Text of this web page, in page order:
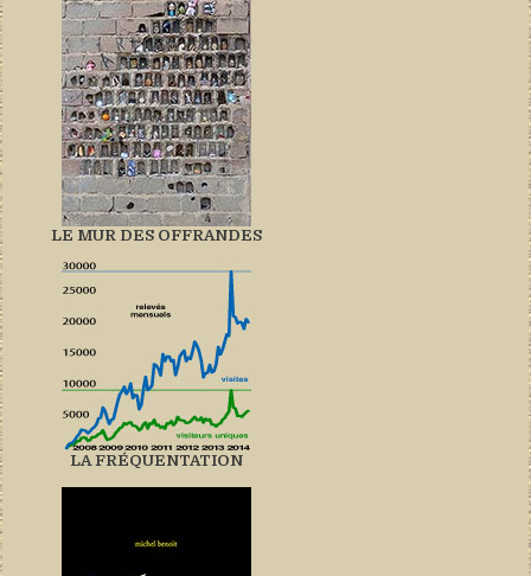
LE MUR DES OFFRANDES
LA FRÉQUENTATION